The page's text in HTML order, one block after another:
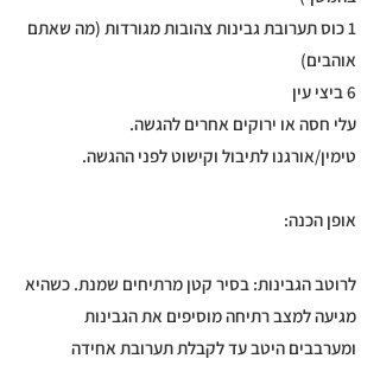
1 כוס תערובת גבינות צהובות מגורדות (מה שאתם
אוהבים)
6 ביצי עין
עלי חסה או ירוקים אחרים להגשה.
טימין/אורגנו לתיבול וקישוט לפני ההגשה.
אופן הכנה:
לרוטב הגבינות: בסיר קטן מרתיחים שמנת. כשהיא
מגיעה למצב רתיחה מוסיפים את הגבינות
ומערבבים היטב עד לקבלת תערובת אחידה